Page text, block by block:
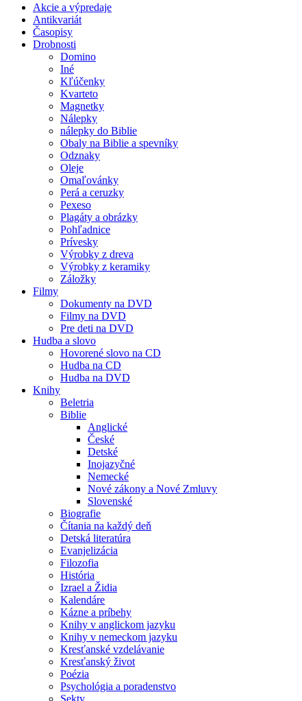
Akcie a výpredaje
Antikvariát
Časopisy
Drobnosti
Domino
Iné
Kľúčenky
Kvarteto
Magnetky
Nálepky
nálepky do Biblie
Obaly na Biblie a spevníky
Odznaky
Oleje
Omaľovánky
Perá a ceruzky
Pexeso
Plagáty a obrázky
Pohľadnice
Prívesky
Výrobky z dreva
Výrobky z keramiky
Záložky
Filmy
Dokumenty na DVD
Filmy na DVD
Pre deti na DVD
Hudba a slovo
Hovorené slovo na CD
Hudba na CD
Hudba na DVD
Knihy
Beletria
Biblie
Anglické
České
Detské
Inojazyčné
Nemecké
Nové zákony a Nové Zmluvy
Slovenské
Biografie
Čítania na každý deň
Detská literatúra
Evanjelizácia
Filozofia
História
Izrael a Židia
Kalendáre
Kázne a príbehy
Knihy v anglickom jazyku
Knihy v nemeckom jazyku
Kresťanské vzdelávanie
Kresťanský život
Poézia
Psychológia a poradenstvo
Sekty